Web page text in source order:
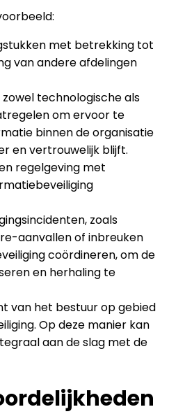
met betrekking tot
van andere afdelingen
technologische als
om ervoor te
binnen de organisatie
en vertrouwelijk blijft.
regelgeving met
zoals
aanvallen of inbreuken
coördineren, om de
en herhaling te
van het bestuur op gebied
Op deze manier kan
aan de slag met de